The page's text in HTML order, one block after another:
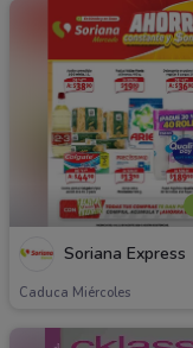
Soriana Express
Caduca Miércoles